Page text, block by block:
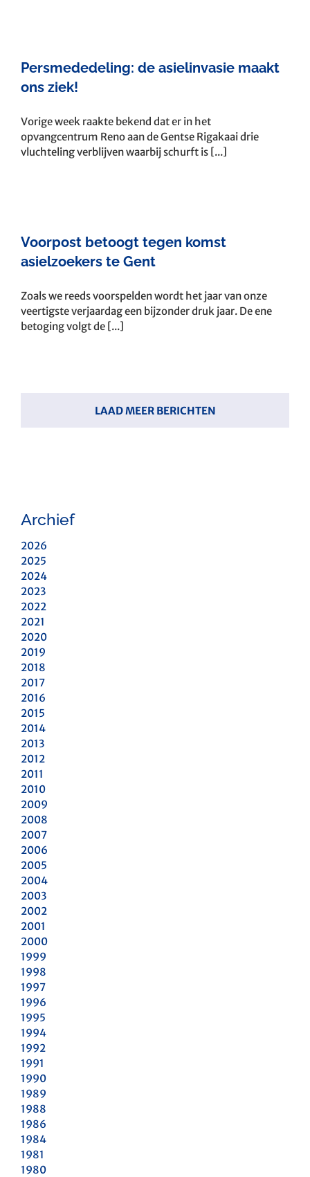
Persmededeling: de asielinvasie maakt
ons ziek!
Vorige week raakte bekend dat er in het
opvangcentrum Reno aan de Gentse Rigakaai drie
vluchteling verblijven waarbij schurft is [...]
Voorpost betoogt tegen komst
asielzoekers te Gent
Zoals we reeds voorspelden wordt het jaar van onze
veertigste verjaardag een bijzonder druk jaar. De ene
betoging volgt de [...]
LAAD MEER BERICHTEN
Archief
2026
2025
2024
2023
2022
2021
2020
2019
2018
2017
2016
2015
2014
2013
2012
2011
2010
2009
2008
2007
2006
2005
2004
2003
2002
2001
2000
1999
1998
1997
1996
1995
1994
1992
1991
1990
1989
1988
1986
1984
1981
1980